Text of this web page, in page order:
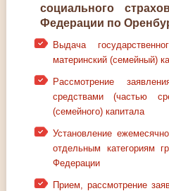
социального
Федерации по
Выдача
материнский (семейный)
Рассмотрение
средствами (частью
(семейного) капитала
Установление
отдельным категориям
Федерации
Прием, рассмотрение